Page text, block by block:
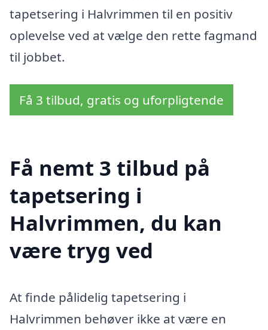
tapetsering i Halvrimmen til en positiv
oplevelse ved at vælge den rette fagmand
til jobbet.
Få 3 tilbud, gratis og uforpligtende
Få nemt 3 tilbud på
tapetsering i
Halvrimmen, du kan
være tryg ved
At finde pålidelig tapetsering i
Halvrimmen behøver ikke at være en